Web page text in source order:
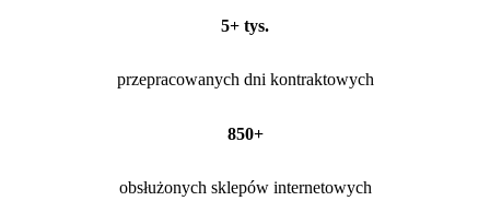
5+ tys.
przepracowanych dni kontraktowych
850+
obsłużonych sklepów internetowych